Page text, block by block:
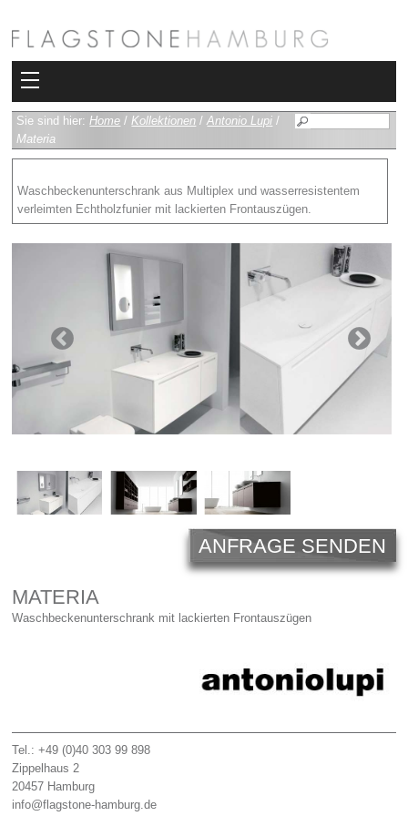
Kollektionen
Bad
Heizkörper
Fliesen
Sauna und Hamam
Kamin
Rimadesio
Outlet
Sie sind hier: Home / Kollektionen /Antonio Lupi /
Materia
Waschbeckenunterschrank aus Multiplex und wasserresistentem
verleimten Echtholzfunier mit lackierten Frontauszügen.
ANFRAGE SENDEN
MATERIA
Waschbeckenunterschrank mit lackierten Frontauszügen
Tel.: +49 (0)40 303 99 898
Zippelhaus 2
20457 Hamburg
info@flagstone-hamburg.de